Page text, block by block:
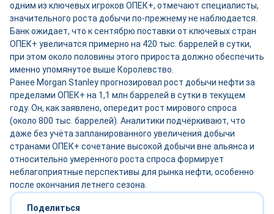
одним из ключевых игроков ОПЕК+, отмечают специалисты,
значительного роста добычи по-прежнему не наблюдается.
Банк ожидает, что к сентябрю поставки от ключевых стран
ОПЕК+ увеличатся примерно на 420 тыс. баррелей в сутки,
при этом около половины этого прироста должно обеспечить
именно упомянутое выше Королевство.
Ранее Morgan Stanley прогнозировал рост добычи нефти за
пределами ОПЕК+ на 1,1 млн баррелей в сутки в текущем
году. Он, как заявлено, опередит рост мирового спроса
(около 800 тыс. баррелей). Аналитики подчёркивают, что
даже без учёта запланированного увеличения добычи
странами ОПЕК+ сочетание высокой добычи вне альянса и
относительно умеренного роста спроса формирует
неблагоприятные перспективы для рынка нефти, особенно
после окончания летнего сезона.
Поделиться